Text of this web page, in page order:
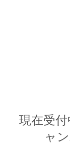
現在受
ャ